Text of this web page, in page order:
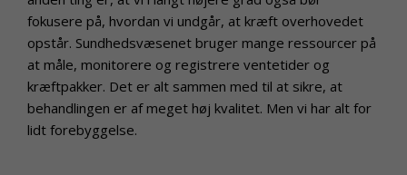
fokusere på, hvordan vi undgår, at kræft overhovedet
opstår. Sundhedsvæsenet bruger mange ressourcer på
at måle, monitorere og registrere ventetider og
kræftpakker. Det er alt sammen med til at sikre, at
behandlingen er af meget høj kvalitet. Men vi har alt for
lidt forebyggelse.